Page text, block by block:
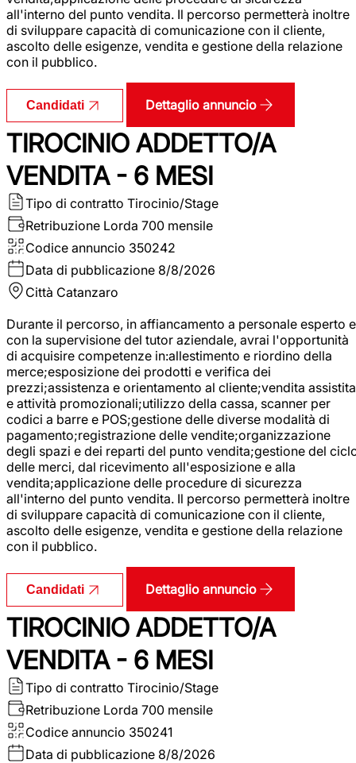
all'interno del punto vendita. Il percorso permetterà inoltre
di sviluppare capacità di comunicazione con il cliente,
ascolto delle esigenze, vendita e gestione della relazione
con il pubblico.
Candidati Dettaglio annuncio
TIROCINIO ADDETTO/A
VENDITA - 6 MESI
Tipo di contratto Tirocinio/Stage
Retribuzione Lorda 700 mensile
Codice annuncio 350242
Data di pubblicazione 8/8/2026
Città Catanzaro
Durante il percorso, in affiancamento a personale esperto e
con la supervisione del tutor aziendale, avrai l'opportunità
di acquisire competenze in:allestimento e riordino della
merce;esposizione dei prodotti e verifica dei
prezzi;assistenza e orientamento al cliente;vendita assistita
e attività promozionali;utilizzo della cassa, scanner per
codici a barre e POS;gestione delle diverse modalità di
pagamento;registrazione delle vendite;organizzazione
degli spazi e dei reparti del punto vendita;gestione del
delle merci, dal ricevimento all'esposizione e alla
vendita;applicazione delle procedure di sicurezza
all'interno del punto vendita. Il percorso permetterà inoltre
di sviluppare capacità di comunicazione con il cliente,
ascolto delle esigenze, vendita e gestione della relazione
con il pubblico.
Candidati Dettaglio annuncio
TIROCINIO ADDETTO/A
VENDITA - 6 MESI
Tipo di contratto Tirocinio/Stage
Retribuzione Lorda 700 mensile
Codice annuncio 350241
Data di pubblicazione 8/8/2026